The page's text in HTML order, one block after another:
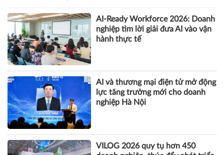
CÔNG NGHỆ
AI-Ready Workforce 2026: Doanh
nghiệp tìm lời giải đưa AI vào vận
hành thực tế
AI và thương mại điện tử mở động